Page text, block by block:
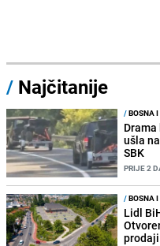
/ Najčitanije
/BOSNA
ušla
SBK
PRIJE 2
/BOSNA
Lidl
prodaji